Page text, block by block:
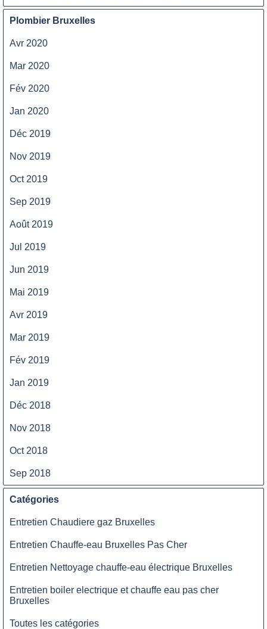
Plombier Bruxelles
Avr 2020
Mar 2020
Fév 2020
Jan 2020
Déc 2019
Nov 2019
Oct 2019
Sep 2019
Août 2019
Jul 2019
Jun 2019
Mai 2019
Avr 2019
Mar 2019
Fév 2019
Jan 2019
Déc 2018
Nov 2018
Oct 2018
Sep 2018
Catégories
Entretien Chaudiere gaz Bruxelles
Entretien Chauffe-eau Bruxelles Pas Cher
Entretien Nettoyage chauffe-eau électrique Bruxelles
Entretien boiler electrique et chauffe eau pas cher
Bruxelles
Toutes les catégories